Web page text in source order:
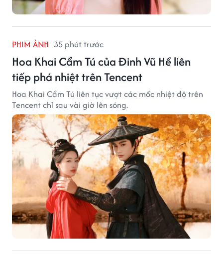
PHIM ẢNH 35 phút trước
Hoa Khai Cẩm Tú của Đinh Vũ Hề liên
tiếp phá nhiệt trên Tencent
Hoa Khai Cẩm Tú liên tục vượt các mốc nhiệt độ trên
Tencent chỉ sau vài giờ lên sóng.